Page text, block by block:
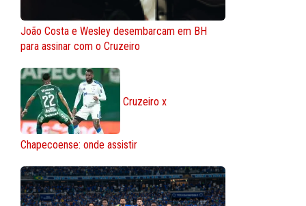
João Costa e Wesley desembarcam em BH
para assinar com o Cruzeiro
Cruzeiro x
Chapecoense: onde assistir